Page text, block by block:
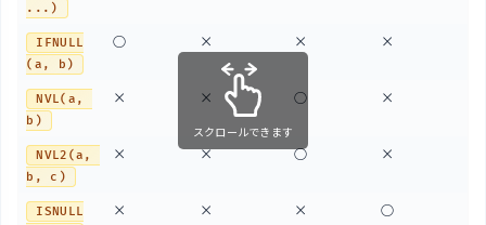
...)
IFNULL
(a, b)
○ × × ×
NVL(a,
b)
× × ○ ×
NVL2(a,
b, c)
× × ○ ×
ISNULL
× × × ○
スクロールできます